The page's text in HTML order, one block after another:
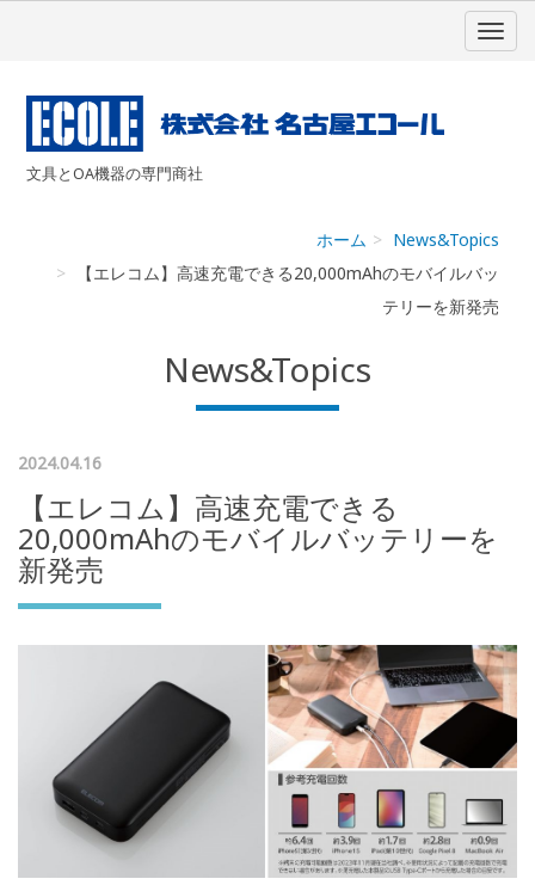
文具とOA機器の専門商社
ホーム
News&Topics
【エレコム】高速充電できる20,000mAhのモバイルバッ
テリーを新発売
News&Topics
2024.04.16
【エレコム】高速充電できる
20,000mAhのモバイルバッテリーを
新発売